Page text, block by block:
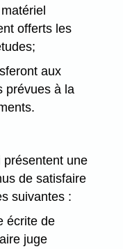
offerts les
aux
prévues à la
présentent une
de satisfaire
suivantes :
écrite de
juge